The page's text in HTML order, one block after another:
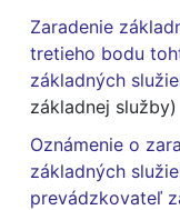
Zaradenie
tretieho bodu
základných
základnej služby)
Oznámenie o
základných
prevádzkovateľ